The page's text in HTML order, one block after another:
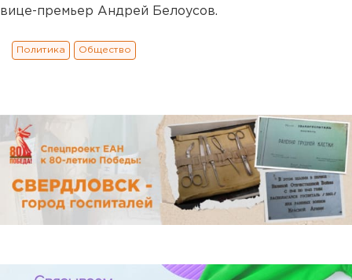
вице-премьер Андрей Белоусов.
Политика Общество